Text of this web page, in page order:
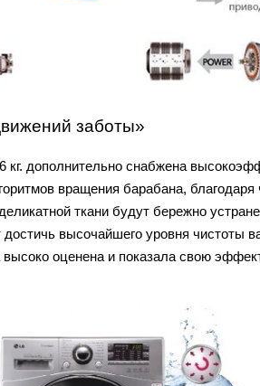
заботы»
дополнительно снабжена
вращения барабана,
ткани будут бережно
достичь высочайшего уровня чистоты
оценена и показала свою